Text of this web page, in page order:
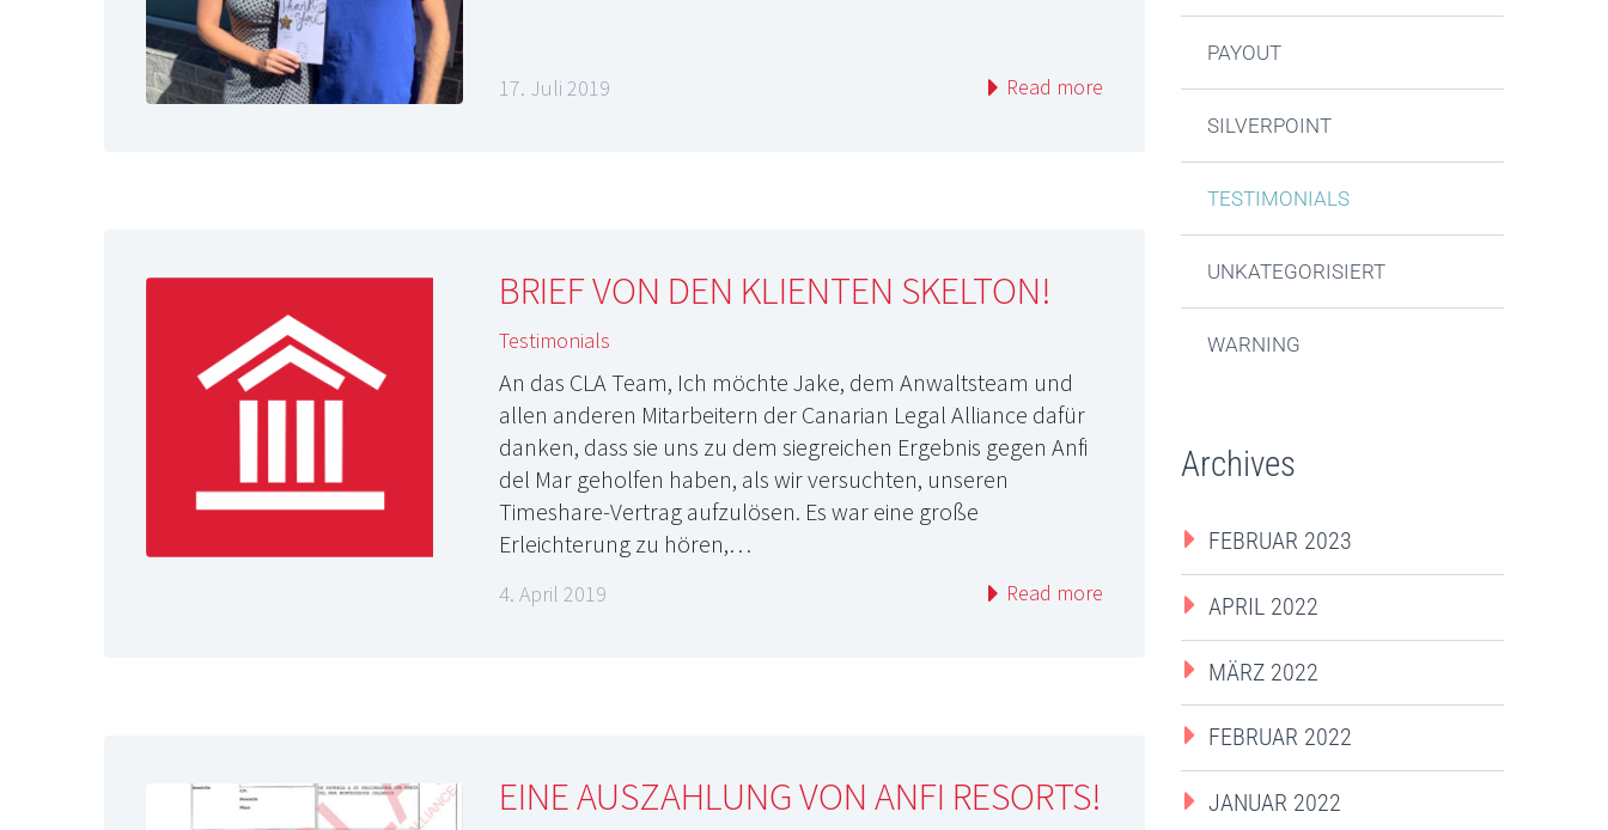
17. Juli 2019 Read more
BRIEF VON DEN KLIENTEN SKELTON!
Testimonials
An das CLA Team, Ich möchte Jake, dem Anwaltsteam und
allen anderen Mitarbeitern der Canarian Legal Alliance dafür
danken, dass sie uns zu dem siegreichen Ergebnis gegen Anfi
del Mar geholfen haben, als wir versuchten, unseren
Timeshare-Vertrag aufzulösen. Es war eine große
Erleichterung zu hören,…
4. April 2019 Read more
EINE AUSZAHLUNG VON ANFI RESORTS!
PAYOUT
SILVERPOINT
TESTIMONIALS
UNKATEGORISIERT
WARNING
Archives
FEBRUAR 2023
APRIL 2022
MÄRZ 2022
FEBRUAR 2022
JANUAR 2022